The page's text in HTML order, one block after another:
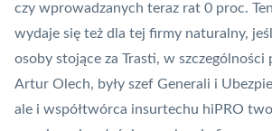
czy wprowadzanych teraz rat 0 proc.
wydaje się też dla tej firmy naturalny,
osoby stojące za Trasti, w szczególności
Artur Olech, były szef Generali i
ale i współtwórca insurtechu hiPRO